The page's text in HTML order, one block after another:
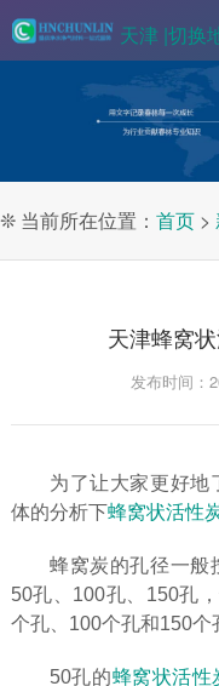
天津 |切换
❊ 当前所在位置： 首页 >
天津蜂窝
发布时间：
为了让大家更好地
体的分析下蜂窝状活性
蜂窝炭的孔径一般
50孔、100孔、150孔
个孔、100个孔和150个
50孔的蜂窝状活性